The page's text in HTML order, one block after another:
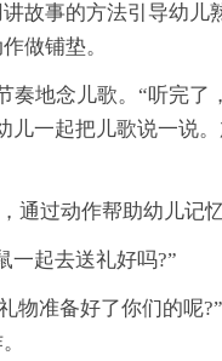
故事的方法引导幼儿
做铺垫。
奏地念儿歌。“听完了
儿一起把儿歌说一说
通过动作帮助幼儿记
一起去送礼好吗?”
物准备好了你们的呢